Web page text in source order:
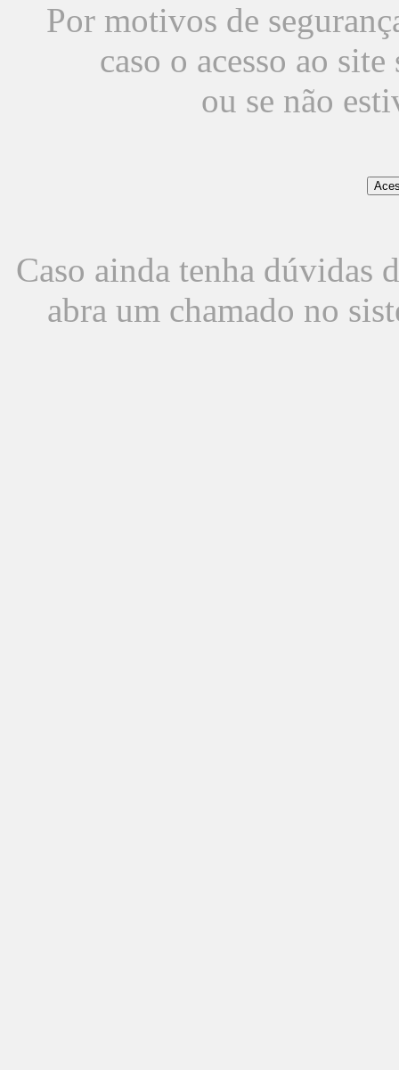
Por motivos de
caso o acesso ao
ou se não
Caso ainda tenha dúvidas
abra um chamado no